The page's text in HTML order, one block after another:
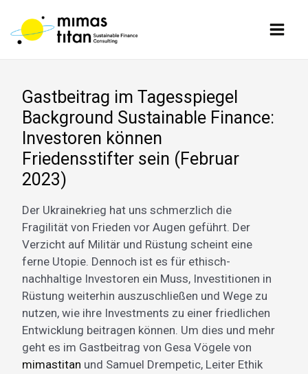
Inhalt
Gastbeitrag im Tagesspiegel
Background Sustainable Finance:
Investoren können
Friedensstifter sein (Februar
2023)
Der Ukrainekrieg hat uns schmerzlich die
Fragilität von Frieden vor Augen geführt. Der
Verzicht auf Militär und Rüstung scheint eine
ferne Utopie. Dennoch ist es für ethisch-
nachhaltige Investoren ein Muss, Investitionen in
Rüstung weiterhin auszuschließen und Wege zu
nutzen, wie ihre Investments zu einer friedlichen
Entwicklung beitragen können. Um dies und mehr
geht es im Gastbeitrag von Gesa Vögele von
mimastitan und Samuel Drempetic, Leiter Ethik